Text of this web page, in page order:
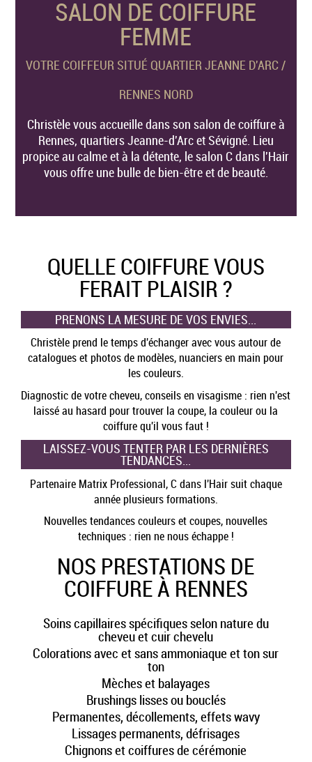
SALON DE COIFFURE
FEMME
VOTRE COIFFEUR SITUÉ QUARTIER JEANNE D'ARC /
RENNES NORD
Christèle vous accueille dans son salon de coiffure à
Rennes, quartiers Jeanne-d'Arc et Sévigné. Lieu
propice au calme et à la détente, le salon C dans l'Hair
vous offre une bulle de bien-être et de beauté.
QUELLE COIFFURE VOUS
FERAIT PLAISIR ?
PRENONS LA MESURE DE VOS ENVIES...
Christèle prend le temps d'échanger avec vous autour de
catalogues et photos de modèles, nuanciers en main pour
les couleurs.
Diagnostic de votre cheveu, conseils en visagisme : rien n'est
laissé au hasard pour trouver la coupe, la couleur ou la
coiffure qu'il vous faut !
LAISSEZ-VOUS TENTER PAR LES DERNIÈRES
TENDANCES...
Partenaire Matrix Professional, C dans l'Hair suit chaque
année plusieurs formations.
Nouvelles tendances couleurs et coupes, nouvelles
techniques : rien ne nous échappe !
NOS PRESTATIONS DE
COIFFURE À RENNES
Soins capillaires spécifiques selon nature du
cheveu et cuir chevelu
Colorations avec et sans ammoniaque et ton sur
ton
Mèches et balayages
Brushings lisses ou bouclés
Permanentes, décollements, effets wavy
Lissages permanents, défrisages
Chignons et coiffures de cérémonie